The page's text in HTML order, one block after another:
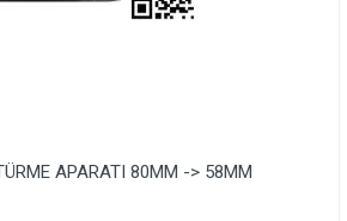
APARATI 80MM -> 58MM